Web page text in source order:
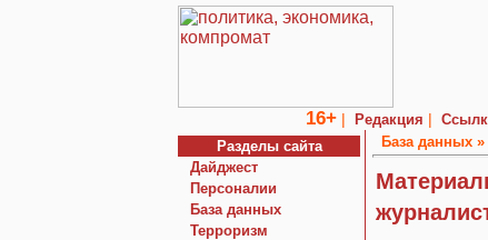
16+ | Редакция |
Разделы сайта
Дайджест
Персоналии
База данных
Терроризм
База данных »